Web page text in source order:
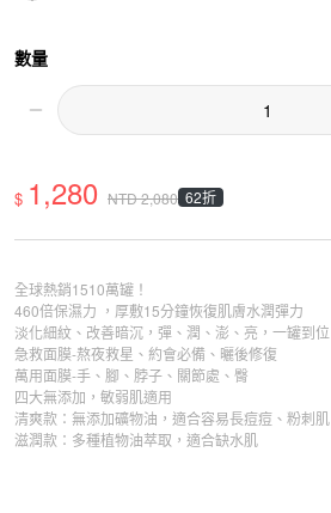
數量
$ 1,280 NTD2,080 62折
全球熱銷1510萬罐！
460倍保濕力 ，厚敷15分鐘恢復肌膚水潤彈力
淡化細紋、改善暗沉，彈、潤、澎、亮，一罐到位
急救面膜-熬夜救星、約會必備、曬後修復
萬用面膜-手、腳、脖子、關節處、臀
四大無添加，敏弱肌適用
清爽款：無添加礦物油，適合容易長痘痘、粉刺肌
滋潤款：多種植物油萃取，適合缺水肌